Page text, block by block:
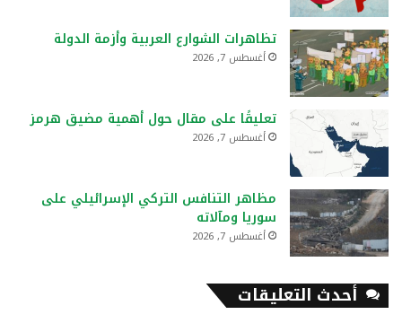
تظاهرات الشوارع العربية وأزمة الدولة
أغسطس 7, 2026
تعليقًا على مقال حول أهمية مضيق هرمز
أغسطس 7, 2026
مظاهر التنافس التركي الإسرائيلي على
سوريا ومآلاته
أغسطس 7, 2026
أحدث التعليقات